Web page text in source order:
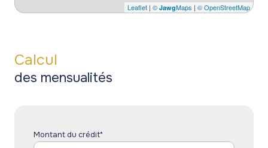
Leaflet | © JawgMaps | © OpenStreetMap
Calcul
des mensualités
Montant du crédit*